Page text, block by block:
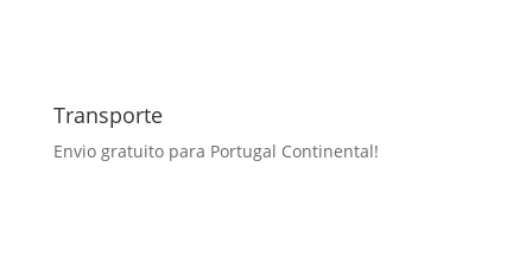
Transporte
Envio gratuito para Portugal Continental!